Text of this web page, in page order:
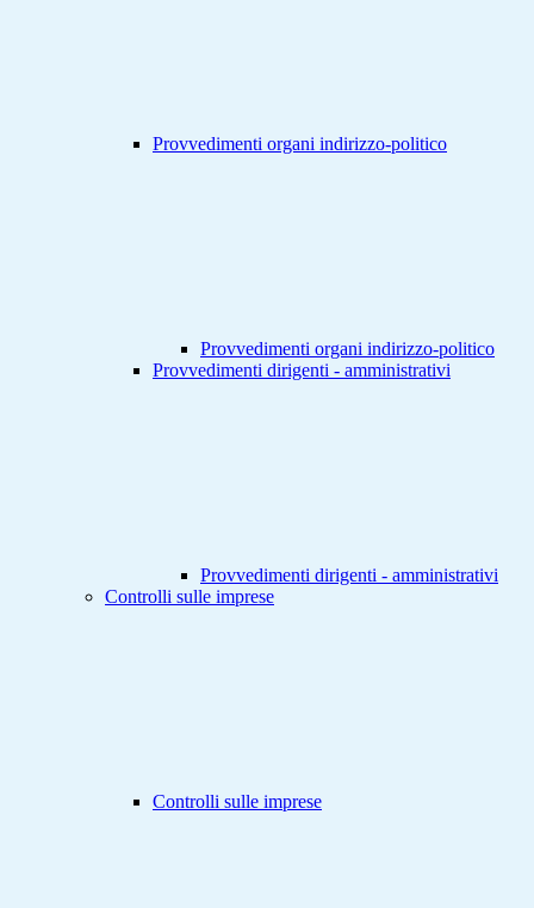
Provvedimenti organi indirizzo-politico
Provvedimenti organi indirizzo-politico
Provvedimenti dirigenti - amministrativi
Provvedimenti dirigenti - amministrativi
Controlli sulle imprese
Controlli sulle imprese